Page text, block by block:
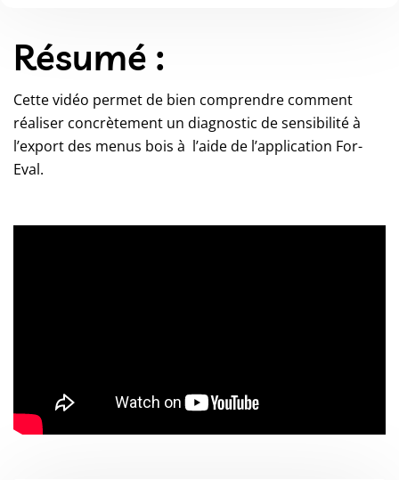
Résumé :
Cette vidéo permet de bien comprendre comment
réaliser concrètement un diagnostic de sensibilité à
l’export des menus bois à l’aide de l’application For-
Eval.